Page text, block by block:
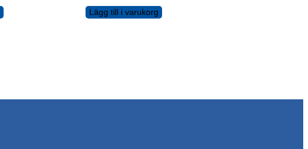
Lägg till i varukorg